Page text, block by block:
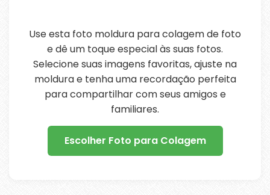
Use esta foto moldura para colagem de foto
e dê um toque especial às suas fotos.
Selecione suas imagens favoritas, ajuste na
moldura e tenha uma recordação perfeita
para compartilhar com seus amigos e
familiares.
Escolher Foto para Colagem